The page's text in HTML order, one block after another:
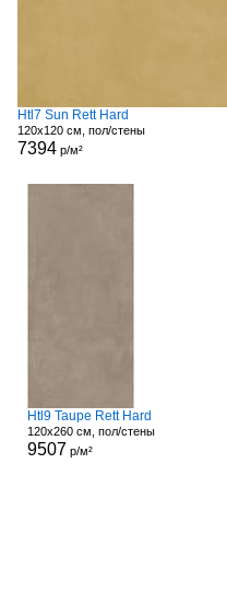
Htl7 Sun Rett Hard
120x120 см, пол/стены
7394р/м²
Htl9 Taupe Rett Hard
120x260 см, пол/стены
9507 р/м²